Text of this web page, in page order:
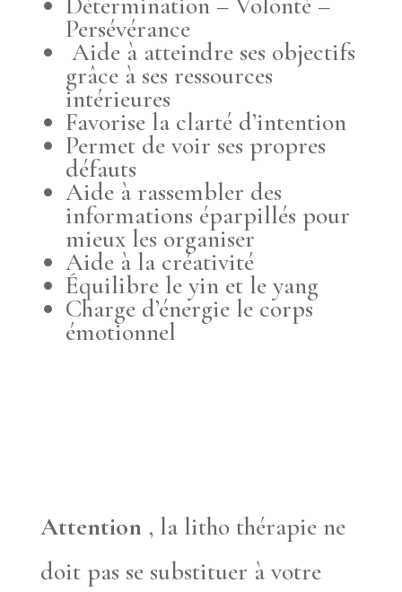
Persévérance
Aide à atteindre ses objectifs
grâce à ses ressources
intérieures
Favorise la clarté d’intention
Permet de voir ses propres
défauts
Aide à rassembler des
informations éparpillés pour
mieux les organiser
Aide à la créativité
Équilibre le yin et le yang
Charge d’énergie le corps
émotionnel
Attention, la litho thérapie ne
doit pas se substituer à votre